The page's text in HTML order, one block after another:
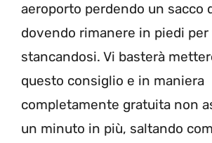
aeroporto perdendo un sacco
dovendo rimanere in piedi per
stancandosi. Vi basterà
questo consiglio e in maniera
completamente gratuita non
un minuto in più, saltando